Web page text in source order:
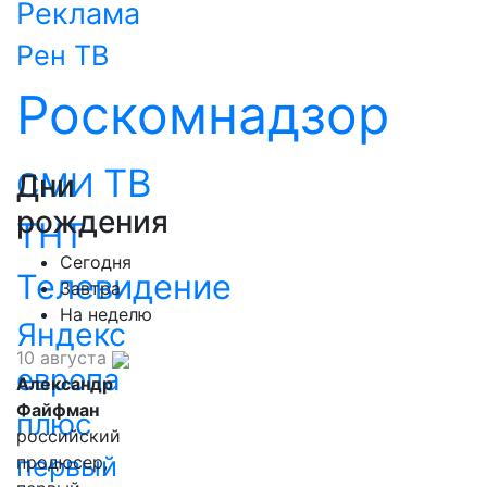
Реклама
Рен ТВ
Роскомнадзор
СМИ ТВ
ТНТ
Телевидение
Яндекс
европа
плюс
первый
Дни
рождения
Сегодня
Завтра
На неделю
10 августа
Александр
Файфман
российский
продюсер,